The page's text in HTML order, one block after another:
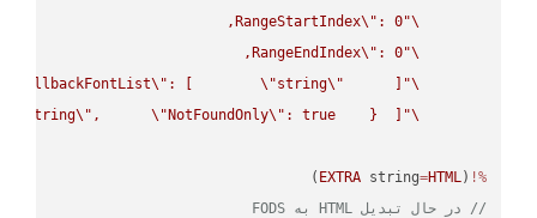
\"
RangeStartIndex\"
\"
RangeEndIndex\"
\"
FallbackFontList\" : [ \"string\"
\"
string\" , \" NotFoundOnly\" : true    }  ]}"
%!
(
EXTRA string=HTML
)
// در حال تبدیل HTML به FODS